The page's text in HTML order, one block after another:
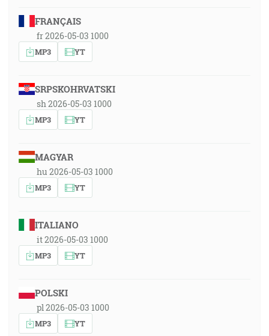
FRANÇAIS
fr 2026-05-03 1000
MP3 YT
SRPSKOHRVATSKI
sh 2026-05-03 1000
MP3 YT
MAGYAR
hu 2026-05-03 1000
MP3 YT
ITALIANO
it 2026-05-03 1000
MP3 YT
POLSKI
pl 2026-05-03 1000
MP3 YT